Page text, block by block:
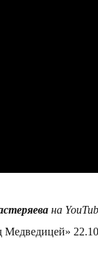
на
Медведицей»